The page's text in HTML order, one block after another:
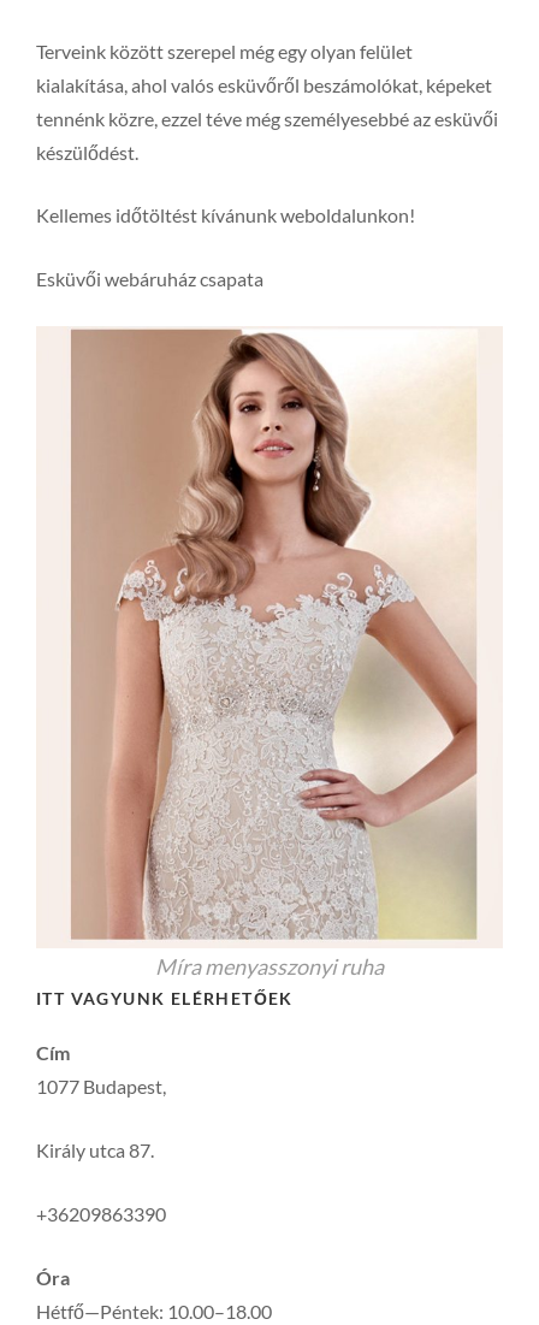
Terveink között szerepel még egy olyan felület
kialakítása, ahol valós esküvőről beszámolókat, képeket
tennénk közre, ezzel téve még személyesebbé az esküvői
készülődést.
Kellemes időtöltést kívánunk weboldalunkon!
Esküvői webáruház csapata
Míra menyasszonyi ruha
ITT VAGYUNK ELÉRHETŐEK
Cím
1077 Budapest,
Király utca 87.
+36209863390
Óra
Hétfő—Péntek: 10.00–18.00